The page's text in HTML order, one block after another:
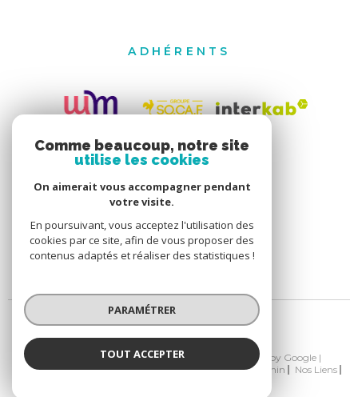
ADHÉRENTS
© 2026 | Tous droits réservés | Traduction powered by Google |
Nos Honoraires
Plan Du Site Mentions Légales Admin
Nos Liens
Comme beaucoup, notre site
utilise les cookies
On aimerait vous accompagner pendant
votre visite.
En poursuivant, vous acceptez l'utilisation des
cookies par ce site, afin de vous proposer des
contenus adaptés et réaliser des statistiques !
PARAMÉTRER
TOUT ACCEPTER